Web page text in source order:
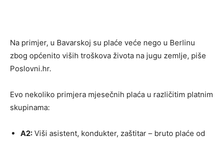
Na primjer, u Bavarskoj su plaće veće nego u Berlinu
zbog općenito viših troškova života na jugu zemlje, piše
Poslovni.hr.
Evo nekoliko primjera mjesečnih plaća u različitim platnim
skupinama:
A2: Viši asistent, kondukter, zaštitar – bruto plaće od